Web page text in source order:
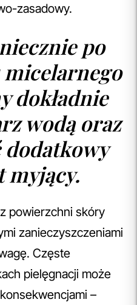
zasadowy.
po
micelarnego
dokładnie
wodą oraz
dodatkowy
myjący.
powierzchni skóry
zanieczyszczeniami
Częste
pielęgnacji może
–